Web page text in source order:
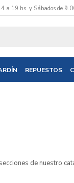
REPUESTOS
a 19 hs. y Sábados de
de nuestro